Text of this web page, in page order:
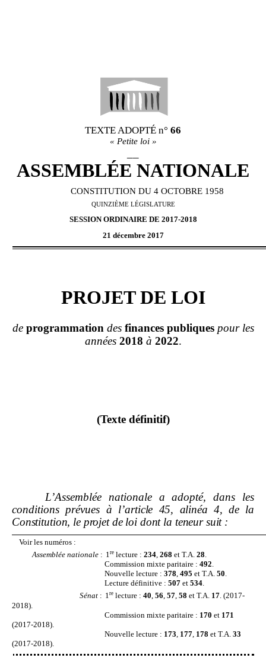
TEXTE ADOPTÉ n° 66
« Petite loi »
ASSEMBLÉE NATIONALE
CONSTITUTION DU 4 OCTOBRE 1958
QUINZIÈME LÉGISLATURE
SESSION ORDINAIRE DE 2017-2018
21 décembre 2017
PROJET DE LOI
de programmation des finances publiquespour les
années 2018 à 2022.
(Texte définitif)
L’Assemblée nationale a adopté, dans les
conditions prévues à l’article 45, alinéa 4, de la
Constitution, le projet de loi dont la teneur suit :
Voir les numéros :
Assemblée nationale : 1relecture : 234,268 et T.A. 28.
Commission mixte paritaire : 492.
Nouvelle lecture : 378, 495 et T.A. 50.
Lecture définitive : 507 et 534.
Sénat : 1re lecture :40, 56, 57, 58 et T.A. 17. (2017-
2018).
Commission mixte paritaire : 170 et 171
(2017-2018).
Nouvelle lecture : 173 177 178 et T.A. 33
(2017-2018).